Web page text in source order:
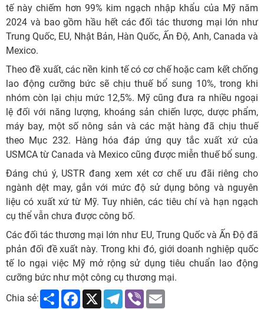
tế này chiếm hơn 99% kim ngạch nhập khẩu của Mỹ năm
2024 và bao gồm hầu hết các đối tác thương mại lớn như
Trung Quốc, EU, Nhật Bản, Hàn Quốc, Ấn Độ, Anh, Canada và
Mexico.
Theo đề xuất, các nền kinh tế có cơ chế hoặc cam kết chống
lao động cưỡng bức sẽ chịu thuế bổ sung 10%, trong khi
nhóm còn lại chịu mức 12,5%. Mỹ cũng đưa ra nhiều ngoại
lệ đối với năng lượng, khoáng sản chiến lược, dược phẩm,
máy bay, một số nông sản và các mặt hàng đã chịu thuế
theo Mục 232. Hàng hóa đáp ứng quy tắc xuất xứ của
USMCA từ Canada và Mexico cũng được miễn thuế bổ sung.
Đáng chú ý, USTR đang xem xét cơ chế ưu đãi riêng cho
ngành dệt may, gắn với mức độ sử dụng bông và nguyên
liệu có xuất xứ từ Mỹ. Tuy nhiên, các tiêu chí và hạn ngạch
cụ thể vẫn chưa được công bố.
Các đối tác thương mại lớn như EU, Trung Quốc và Ấn Độ đã
phản đối đề xuất này. Trong khi đó, giới doanh nghiệp quốc
tế lo ngại việc Mỹ mở rộng sử dụng tiêu chuẩn lao động
cưỡng bức như một công cụ thương mại.
Chia sẻ:
Share Facebook
X Telegram
Viber